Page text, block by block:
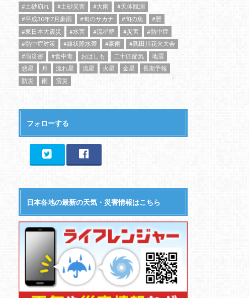
#土砂崩れ
#土砂災害 #大雨
#天体観測
#平成30年7月豪雨
#旬のサカナ #旬の魚
#暦
#東日本大震災
#水害 #流星群 #災害
#熱中症
#熱中症対策
#線状降水帯 #豪雨
#隅田川花火大会
#雨災害
#食中毒 おはしも 二十四節気
地震
惑星
月 流れ星 流星 火星 金星
長期予報
防災
雨 震災
フォローする
日本各地の最新の天気・災害情報はこちら